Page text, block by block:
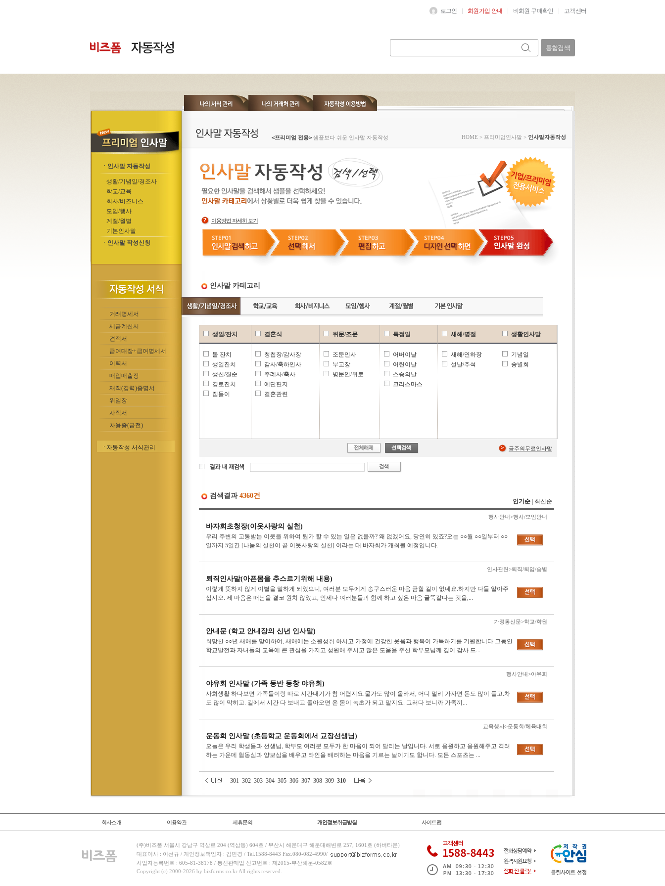
로그인 회원가입 안내 비회원 구매확인 고객센터
통합검색
ㆍ인사말 자동작성
생활/기념일/경조사
학교/교육
회사/비즈니스
모임/행사
계절/월별
기본인사말
ㆍ인사말 작성신청
거래명세서
세금계산서
견적서
급여대장+급여명세서
이력서
매입매출장
재직(경력)증명서
위임장
사직서
차용증(금전)
자동작성 서식관리
<프리미엄 전용> 샘플보다 쉬운 인사말 자동작성 HOME > 프리미엄인사말 > 인사말자동작성
이용방법 자세히 보기
인사말 카테고리
생일/잔치
돌 잔치
생일잔치
생신/칠순
경로잔치
집들이
결혼식
청첩장/감사장
감사/축하인사
주례사/축사
예단편지
결혼관련
위문/조문
조문인사
부고장
병문안/위로
특정일
어버이날
어린이날
스승의날
크리스마스
새해/명절
새해/연하장
설날/추석
생활인사말
기념일
송별회
금주의무료인사말
검색결과 4360건
인기순 최신순
행사안내>행사/모임안내
바자회초청장(이웃사랑의 실천)
우리 주변의 고통받는 이웃을 위하여 뭔가 할 수 있는 일은 없을까? 왜 없겠어요, 당연히 있죠?오는 ○○월 ○○일부터 ○○
일까지 5일간 [나눔의 실천이 곧 이웃사랑의 실천] 이라는 대 바자회가 개최될 예정입니다.
인사관련>퇴직/퇴임/송별
퇴직인사말(아픈몸을 추스르기위해 내용)
이렇게 뜻하지 않게 이별을 말하게 되었으니, 여러분 모두에게 송구스러운 마음 금할 길이 없네요.하지만 다들 알아주
십시오. 제 마음은 떠남을 결코 원치 않았고, 언제나 여러분들과 함께 하고 싶은 마음 굴뚝같다는 것을,...
가정통신문>학교/학원
안내문 (학교 안내장의 신년 인사말)
희망찬 ○○년 새해를 맞이하여, 새해에는 소원성취 하시고 가정에 건강한 웃음과 행복이 가득하기를 기원합니다.그동안
학교발전과 자녀들의 교육에 큰 관심을 가지고 성원해 주시고 많은 도움을 주신 학부모님께 깊이 감사 드...
행사안내>야유회
야유회 인사말 (가족 동반 동창 야유회)
사회생활 하다보면 가족들이랑 따로 시간내기가 참 어렵지요.물가도 많이 올라서, 어디 멀리 가자면 돈도 많이 들고.차
도 많이 막히고. 길에서 시간 다 보내고 돌아오면 온 몸이 녹초가 되고 말지요. 그러다 보니까 가족끼...
교육행사>운동회/체육대회
운동회 인사말 (초등학교 운동회에서 교장선생님)
오늘은 우리 학생들과 선생님, 학부모 여러분 모두가 한 마음이 되어 달리는 날입니다. 서로 응원하고 응원해주고 격려
하는 가운데 협동심과 양보심을 배우고 타인을 배려하는 마음을 기르는 날이기도 합니다. 모든 스포츠는 ...
301 302 303 304 305 306 307 308 309 310
회사소개 이용약관 제휴문의 개인정보취급방침 사이트맵
(주)비즈폼 서울시 강남구 역삼로 204 (역삼동) 604호 / 부산시 해운대구 해운대해변로 257, 1601호 (하버타운)
대표이사 : 이선규 / 개인정보책임자 : 김민경 / Tel.1588-8443 Fax.080-082-4990/
사업자등록번호 : 605-81-38178 / 통신판매업 신고번호 : 제2015-부산해운-0582호
Copyright (c) 2000-2026 by bizforms.co.kr All rights reserved.